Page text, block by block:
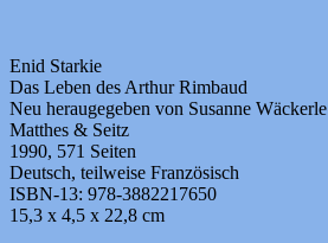
Enid Starkie
Das Leben des Arthur Rimbaud
Neu heraugegeben von Susanne Wäckerle
Matthes & Seitz
1990, 571 Seiten
Deutsch, teilweise Französisch
ISBN-13: 978-3882217650
15,3 x 4,5 x 22,8 cm